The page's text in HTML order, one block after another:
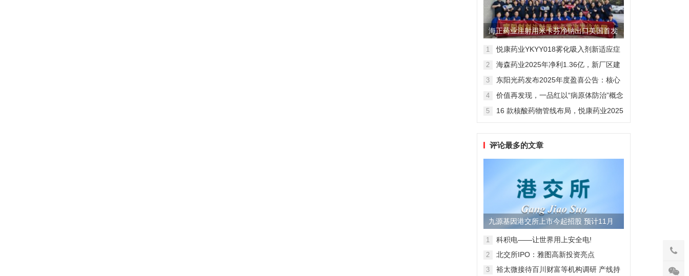
海正药业注射用米卡芬净钠出口美国首发
制剂全球化迈出关键一步
1
悦康药业YKYY018雾化吸入剂新适应症
感染防治
2
海森药业2025年净利1.36亿，新厂区建
3
东阳光药发布2025年度盈喜公告：核心
维度
4
价值再发现，一品红以“病原体防治”概念
5
16 款核酸药物管线布局，悦康药业2025
评论最多的文章
九源基因港交所上市今起招股 预计11月
28日上市
1 科积电——让世界用上安全电!
2 北交所IPO：雅图高新投资亮点
3
裕太微接待百川财富等机构调研 产线持